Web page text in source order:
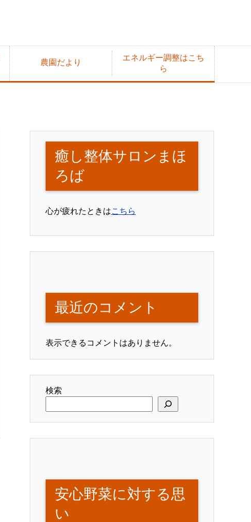
農園だより
エネルギー調整はこち
ら
癒し整体サロンまほ
ろば
心が疲れたときはこちら
最近のコメント
表示できるコメントはありません。
検索
安心野菜に対する思
い